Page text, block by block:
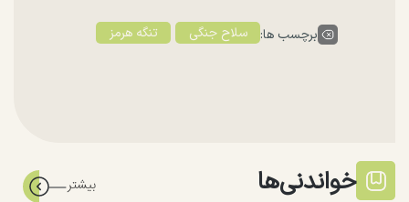
برچسب ها: سلاح جنگی تنگه هرمز
خواندنی‌ها